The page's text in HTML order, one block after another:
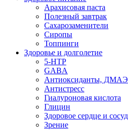
Арахисовая паста
Полезный завтрак
Сахарозаменители
Сиропы
Топпинги
Здоровье и долголетие
5-HTP
GABA
Антиоксиданты,
Антистресс
Гиалуроновая кислота
Глицин
Здоровое сердце и
Зрение